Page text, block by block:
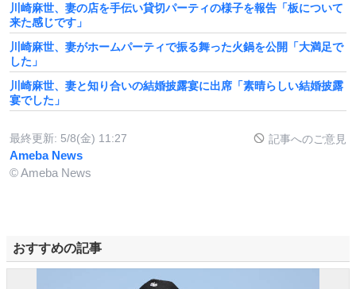
川崎麻世、妻の店を手伝い貸切パーティの様子を報告「板について
来た感じです」
川崎麻世、妻がホームパーティで振る舞った火鍋を公開「大満足で
した」
川崎麻世、妻と知り合いの結婚披露宴に出席「素晴らしい結婚披露
宴でした」
最終更新: 5/8(金) 11:27 記事へのご意見
Ameba News
© Ameba News
おすすめの記事